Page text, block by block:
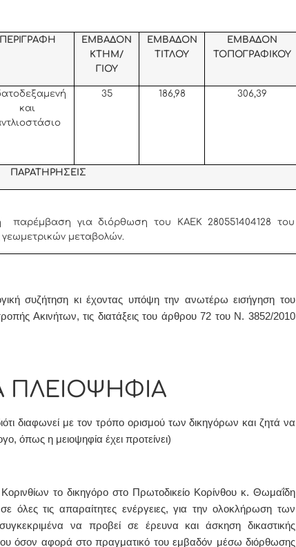
ΠΕΡΙΓΡΑΦΗ
ΕΜΒΑΔΟΝ
ΚΤΗΜ/
ΓΙΟΥ
ΕΜΒΑΔΟΝ
ΤΙΤΛΟΥ
ΕΜΒΑΔΟΝ
ΤΟΠΟΓΡΑΦΙΚΟΥ
και
35 186,98 306,39
ΠΑΡΑΤΗΡΗΣΕΙΣ
παρέμβαση για διόρθωση του ΚΑΕΚ 280551404128 του
μεταβολών.
συζήτηση κι έχοντας υπόψη την ανωτέρω εισήγηση του
Ακινήτων, τις διατάξεις του άρθρου 72 του Ν. 3852/2010
ΠΛΕΙΟΨΗΦΙΑ
διαφωνεί με τον τρόπο ορισμού των δικηγόρων και ζητά να
όπως η μειοψηφία έχει προτείνει)
το δικηγόρο στο Πρωτοδικείο Κορίνθου κ. Θωμαΐδη
όλες τις απαραίτητες ενέργειες, για την ολοκλήρωση των
να προβεί σε έρευνα και άσκηση δικαστικής
όσον αφορά στο πραγματικό του εμβαδόν μέσω διόρθωσης